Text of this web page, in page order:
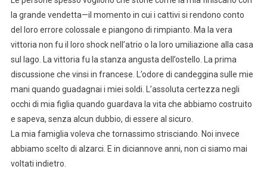
la grande vendetta—il momento in cui i cattivi si rendono conto
del loro errore colossale e piangono di rimpianto. Ma la vera
vittoria non fu il loro shock nell’atrio o la loro umiliazione alla casa
sul lago. La vittoria fu la stanza angusta dell’ostello. La prima
discussione che vinsi in francese. L’odore di candeggina sulle mie
mani quando guadagnai i miei soldi. L’assoluta certezza negli
occhi di mia figlia quando guardava la vita che abbiamo costruito
e sapeva, senza alcun dubbio, di essere al sicuro.
La mia famiglia voleva che tornassimo strisciando. Noi invece
abbiamo scelto di alzarci. E in diciannove anni, non ci siamo mai
voltati indietro.